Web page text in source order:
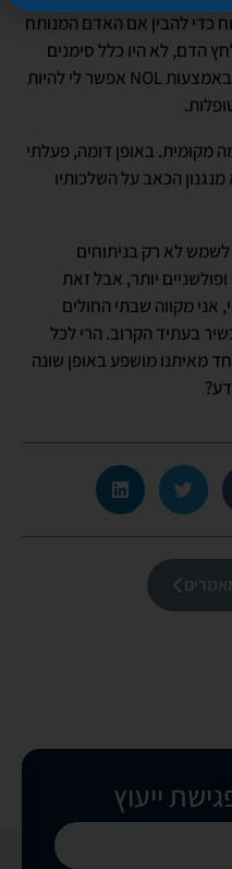
כדי להבין אם האדם המנותח
הדם, לא היו כלל סימנים
לאותו ביטוי של כאב. אם כן, הניטור באמצעות NOL אפשר לי להיות
מקומית. באופן דומה, פעלתי
הכאב על השלכותיו
לשמש לא רק בניתוחים
יותר, אבל זאת
אני מקווה שבתי החולים
בעתיד הקרוב. הרי לכל
מאיתנו מושפע באופן שונה
ייעוץ